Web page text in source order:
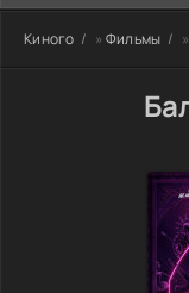
Киного » Фильмы